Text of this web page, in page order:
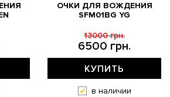
ОЧКИ ДЛЯ ВОЖДЕНИЯ
SFM01BG YG
6500 грн.
13000 грн.
КУПИТЬ
в наличии